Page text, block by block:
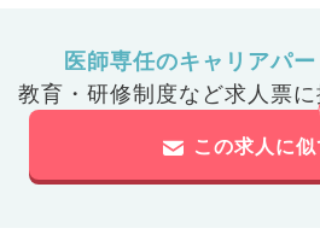
医師専任のキャリアパ
教育・研修制度など求人票
この求人に